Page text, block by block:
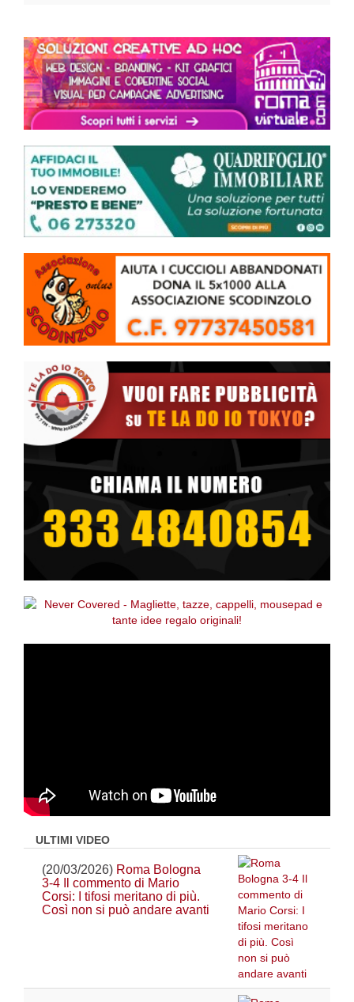
ULTIMI VIDEO
(20/03/2026) Roma Bologna
3-4 Il commento di Mario
Corsi: I tifosi meritano di più.
Così non si può andare avanti